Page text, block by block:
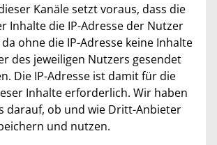
Kanäle setzt voraus, dass die
Inhalte die IP-Adresse der Nutzer
ohne die IP-Adresse keine Inhalte
des jeweiligen Nutzers gesendet
Die IP-Adresse ist damit für die
Inhalte erforderlich. Wir haben
darauf, ob und wie Dritt-Anbieter
und nutzen.